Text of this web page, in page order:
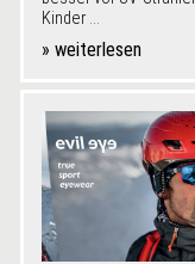
Kinder ...
» weiterlesen